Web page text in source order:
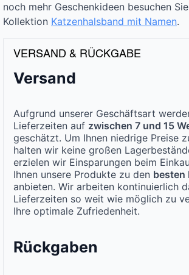
noch mehr Geschenkideen besuchen
Kollektion Katzenhalsband mit Namen.
VERSAND & RÜCKGABE
Versand
Aufgrund unserer Geschäftsart
Lieferzeiten auf zwischen 7 und 15
geschätzt. Um Ihnen niedrige Preise
halten wir keine großen
erzielen wir Einsparungen beim
Ihnen unsere Produkte zu den besten
anbieten. Wir arbeiten kontinuierlich
Lieferzeiten so weit wie möglich zu
Ihre optimale Zufriedenheit.
Rückgaben